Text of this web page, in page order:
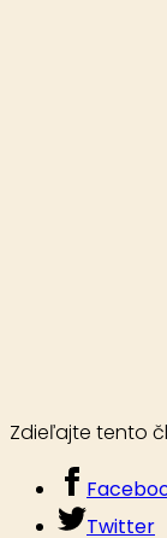
Zdieľajte tento
Twitter